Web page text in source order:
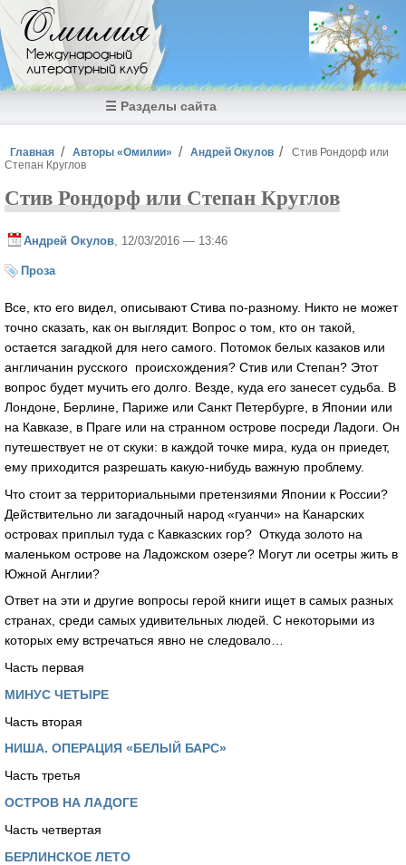
Перейти к основному содержанию
Омилия
Международный
литературный клуб
☰ Разделы сайта
Вы здесь
Главная Авторы «Омилии» Андрей Окулов
Стив Рондорф или
Степан Круглов
Стив Рондорф или Степан Круглов
Андрей Окулов , 12/03/2016 — 13:46
Проза
Все, кто его видел, описывают Стива по-разному. Никто не может
точно сказать, как он выглядит. Вопрос о том, кто он такой,
остается загадкой для него самого. Потомок белых казаков или
англичанин русского происхождения? Стив или Степан? Этот
вопрос будет мучить его долго. Везде, куда его занесет судьба. В
Лондоне, Берлине, Париже или Санкт Петербурге, в Японии или
на Кавказе, в Праге или на странном острове посреди Ладоги. Он
путешествует не от скуки: в каждой точке мира, куда он приедет,
ему приходится разрешать какую-нибудь важную проблему.
Что стоит за территориальными претензиями Японии к России?
Действительно ли загадочный народ «гуанчи» на Канарских
островах приплыл туда с Кавказских гор? Откуда золото на
маленьком острове на Ладожском озере? Могут ли осетры жить в
Южной Англии?
Ответ на эти и другие вопросы герой книги ищет в самых разных
странах, среди самых удивительных людей. С некоторыми из
которых ему встречаться явно не следовало…
Часть первая
МИНУС ЧЕТЫРЕ
Часть вторая
НИША. ОПЕРАЦИЯ «БЕЛЫЙ БАРС»
Часть третья
ОСТРОВ НА ЛАДОГЕ
Часть четвертая
БЕРЛИНСКОЕ ЛЕТО